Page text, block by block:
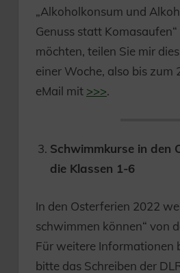
„Alkoholkonsum und
Genuss statt
möchten, teilen Sie mir
einer Woche, also bis zum
eMail mit >>>.
Schwimmkurse in den
die Klassen 1-6
In den Osterferien 2022
schwimmen können“ von
Für weitere Informationen
bitte das Schreiben der